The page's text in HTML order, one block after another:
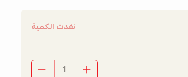
نفدت الكمية